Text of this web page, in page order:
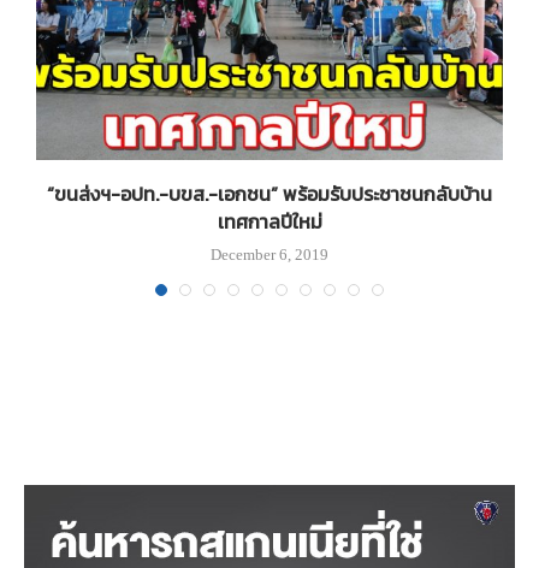
“ขนส่งฯ-อปท.-บขส.-เอกชน” พร้อมรับประชาชนกลับบ้าน
เทศกาลปีใหม่
December 6, 2019